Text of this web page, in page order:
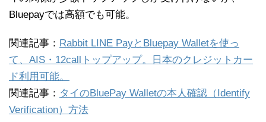
Bluepayでは高額でも可能。
関連記事： Rabbit LINE PayとBluepay Walletを使っ
て、AIS・12callトップアップ。日本のクレジットカー
ド利用可能。
関連記事： タイのBluePay Walletの本人確認（Identify
Verification）方法